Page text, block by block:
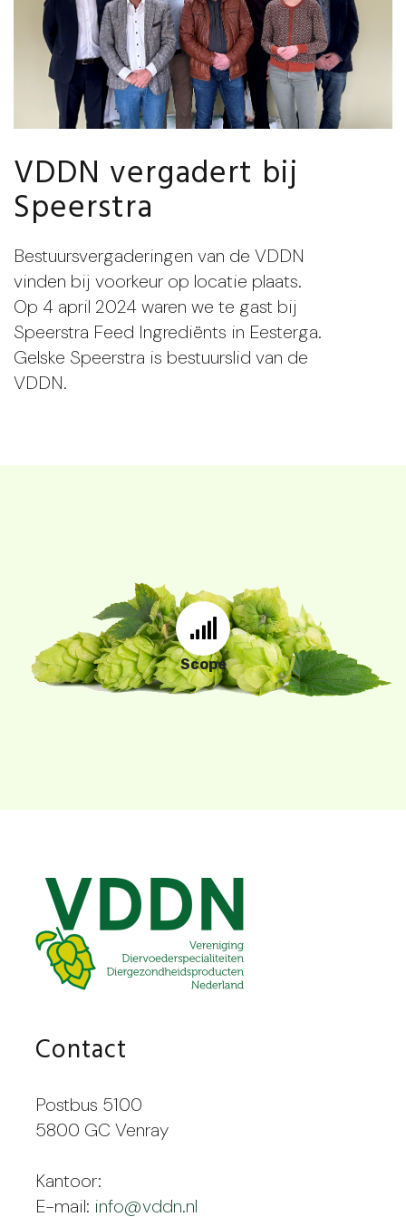
VDDN vergadert bij
Speerstra
Bestuursvergaderingen van de VDDN
vinden bij voorkeur op locatie plaats.
Op 4 april 2024 waren we te gast bij
Speerstra Feed Ingrediënts in Eesterga.
Gelske Speerstra is bestuurslid van de
VDDN.
Scope
De Leden en de VDDN
willen bijdragen aan een
duurzame
en
gezonde
veehouderij.
Contact
Postbus 5100
5800 GC Venray
Kantoor:
E-mail: info@vddn.nl